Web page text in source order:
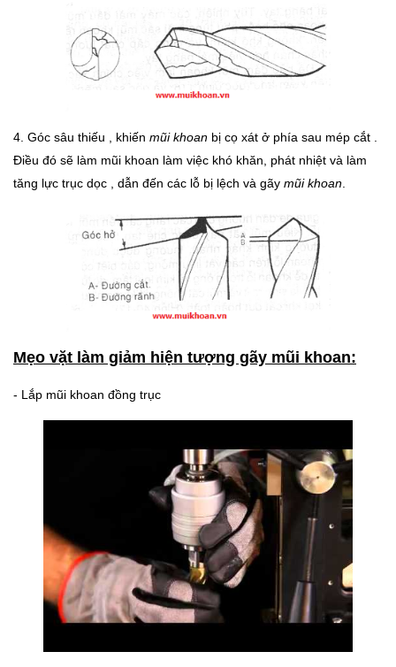
4. Góc sâu thiếu , khiến mũi khoan bị cọ xát ở phía sau mép cắt .
Điều đó sẽ làm mũi khoan làm việc khó khăn, phát nhiệt và làm
tăng lực trục dọc , dẫn đến các lỗ bị lệch và gãy mũi khoan
Mẹo vặt làm giảm hiện tượng gãy mũi khoan:
- Lắp mũi khoan đồng trục